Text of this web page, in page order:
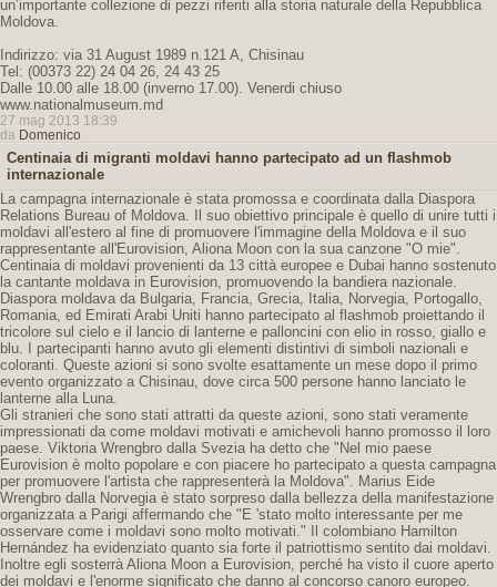
un’importante collezione di pezzi riferiti alla storia naturale della Repubblica
Moldova.
Indirizzo: via 31 August 1989 n.121 A, Chisinau
Tel: (00373 22) 24 04 26, 24 43 25
Dalle 10.00 alle 18.00 (inverno 17.00). Venerdi chiuso
www.nationalmuseum.md
27 mag 2013 18:39
da Domenico
Centinaia di migranti moldavi hanno partecipato ad un flashmob
internazionale
La campagna internazionale è stata promossa e coordinata dalla Diaspora
Relations Bureau of Moldova. Il suo obiettivo principale è quello di unire tutti i
moldavi all'estero al fine di promuovere l'immagine della Moldova e il suo
rappresentante all'Eurovision, Aliona Moon con la sua canzone "O mie".
Centinaia di moldavi provenienti da 13 città europee e Dubai hanno sostenuto
la cantante moldava in Eurovision, promuovendo la bandiera nazionale.
Diaspora moldava da Bulgaria, Francia, Grecia, Italia, Norvegia, Portogallo,
Romania, ed Emirati Arabi Uniti hanno partecipato al flashmob proiettando il
tricolore sul cielo e il lancio di lanterne e palloncini con elio in rosso, giallo e
blu. I partecipanti hanno avuto gli elementi distintivi di simboli nazionali e
coloranti. Queste azioni si sono svolte esattamente un mese dopo il primo
evento organizzato a Chisinau, dove circa 500 persone hanno lanciato le
lanterne alla Luna.
Gli stranieri che sono stati attratti da queste azioni, sono stati veramente
impressionati da come moldavi motivati ​​e amichevoli hanno promosso il loro
paese. Viktoria Wrengbro dalla Svezia ha detto che "Nel mio paese
Eurovision è molto popolare e con piacere ho partecipato a questa campagna
per promuovere l'artista che rappresenterà la Moldova". Marius Eide
Wrengbro dalla Norvegia è stato sorpreso dalla bellezza della manifestazione
organizzata a Parigi affermando che "E 'stato molto interessante per me
osservare come i moldavi sono molto motivati." Il colombiano Hamilton
Hernández ha evidenziato quanto sia forte il patriottismo sentito dai moldavi.
Inoltre egli sosterrà Aliona Moon a Eurovision, perché ha visto il cuore aperto
dei moldavi e l'enorme significato che danno al concorso canoro europeo.